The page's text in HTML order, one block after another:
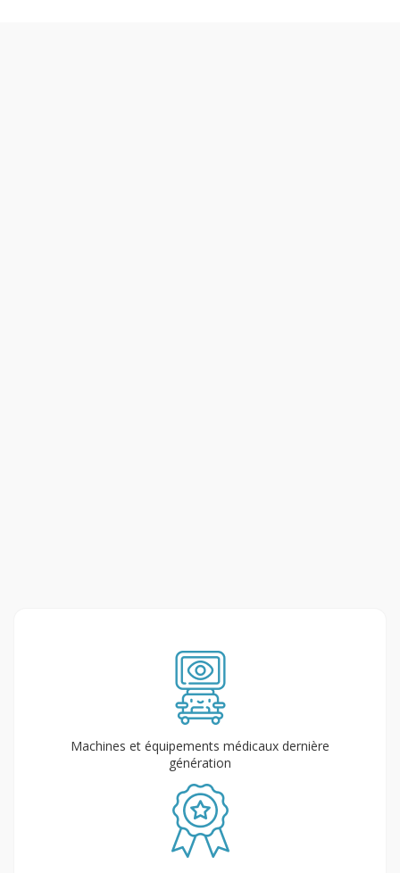
Machines et équipements médicaux dernière
génération